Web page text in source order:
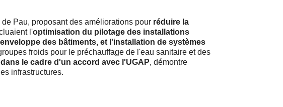
Pau, proposant des améliorations pour réduire la
l'optimisation du pilotage des installations
des bâtiments, et l'installation de systèmes
froids pour le préchauffage de l'eau sanitaire et des
le cadre d'un accord avec l'UGAP, démontre
infrastructures.